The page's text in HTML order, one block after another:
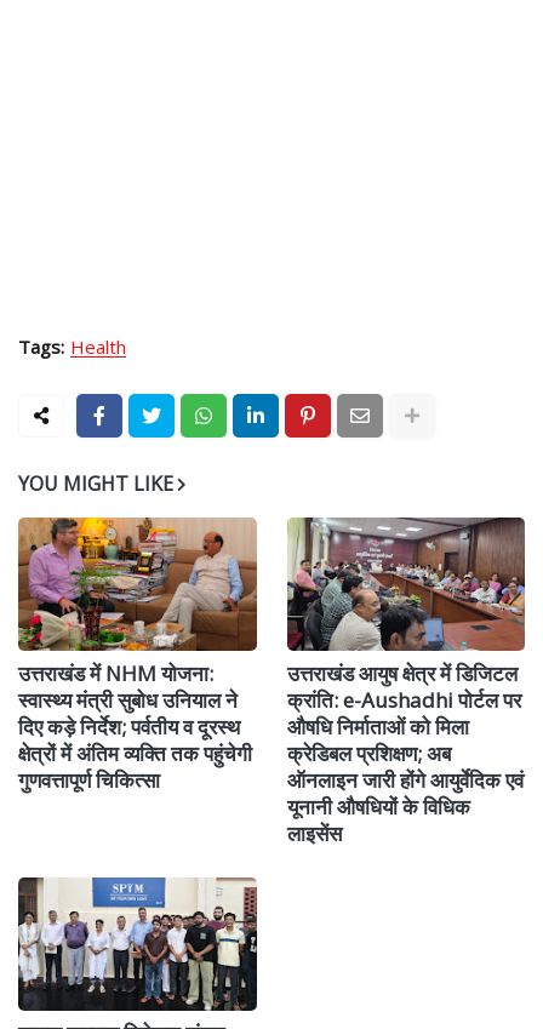
Tags: Health
YOU MIGHT LIKE
उत्तराखंड में NHM योजना:
स्वास्थ्य मंत्री सुबोध उनियाल ने
दिए कड़े निर्देश; पर्वतीय व दूरस्थ
क्षेत्रों में अंतिम व्यक्ति तक पहुंचेगी
गुणवत्तापूर्ण चिकित्सा
उत्तराखंड आयुष क्षेत्र में डिजिटल
क्रांति: e-Aushadhi पोर्टल पर
औषधि निर्माताओं को मिला
क्रेडिबल प्रशिक्षण; अब
ऑनलाइन जारी होंगे आयुर्वेदिक एवं
यूनानी औषधियों के विधिक
लाइसेंस